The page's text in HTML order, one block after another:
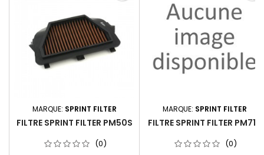
MARQUE: SPRINT FILTER
FILTRE SPRINT FILTER PM50S
(0)
MARQUE: SPRINT FILTER
FILTRE SPRINT FILTER PM71S
(0)